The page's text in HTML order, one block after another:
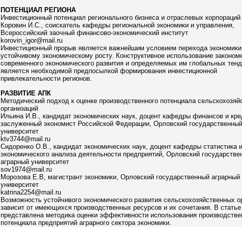
ПОТЕНЦИАЛ РЕГИОНА
Инвестиционный потенциал регионального бизнеса и отраслевых корпораций
Коровин И.С., соискатель кафедры региональной экономики и управления,
Всероссийский заочный финансово-экономический институт
korovin_igor@mail.ru
Инвестиционный прорыв является важнейшим условием перехода
устойчивому экономическому росту. Конструктивное использование
современного экономического развития и определяемых им глобальных
является необходимой предпосылкой формирования инвестиционной
привлекательности регионов.
РАЗВИТИЕ АПК
Методический подход к оценке производственного потенциала
организаций
Ильина И.В., кандидат экономических наук, доцент кафедры финансов и
заслуженный экономист Российской Федерации, Орловский
университет
ktv3744@mail.ru
Сидоренко О.В., кандидат экономических наук, доцент кафедры статистика и
экономического анализа деятельности предприятий, Орловский
аграрный университет
sov1974@mail.ru
Морозова Е.В, магистрант экономики, Орловский государственный аграрный
университет
katrina2254@mail.ru
Возможность устойчивого экономического развития сельскохозяйственных
зависит от имеющихся производственных ресурсов и их сочетания. В статье
представлена методика оценки эффективности использования
потенциала предприятий аграрного сектора экономики.